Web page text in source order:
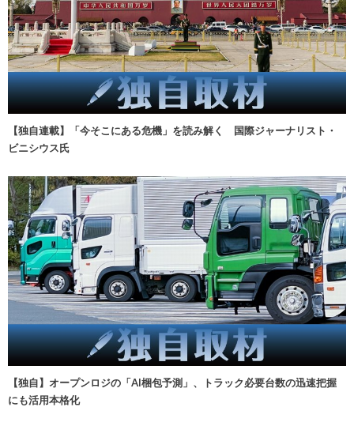
【独自連載】「今そこにある危機」を読み解く 国際ジャーナリスト・
ビニシウス氏
【独自】オープンロジの「AI梱包予測」、トラック必要台数の迅速把握
にも活用本格化